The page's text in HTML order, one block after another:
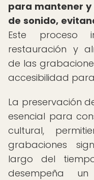
para mantener
de sonido,
Este proceso
restauración y
de las
accesibilidad
La preservación
esencial para
cultural,
grabaciones
largo del
desempeña